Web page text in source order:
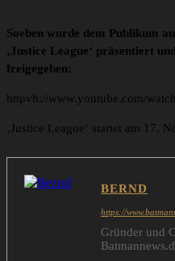
Soeben wurde dem Publikum
‚Justice League‘ präsentiert
freigegeben:
httpvh://www.youtube.com/
‚Justice League‘ startet am 17.
BERND
https://
Gründer und